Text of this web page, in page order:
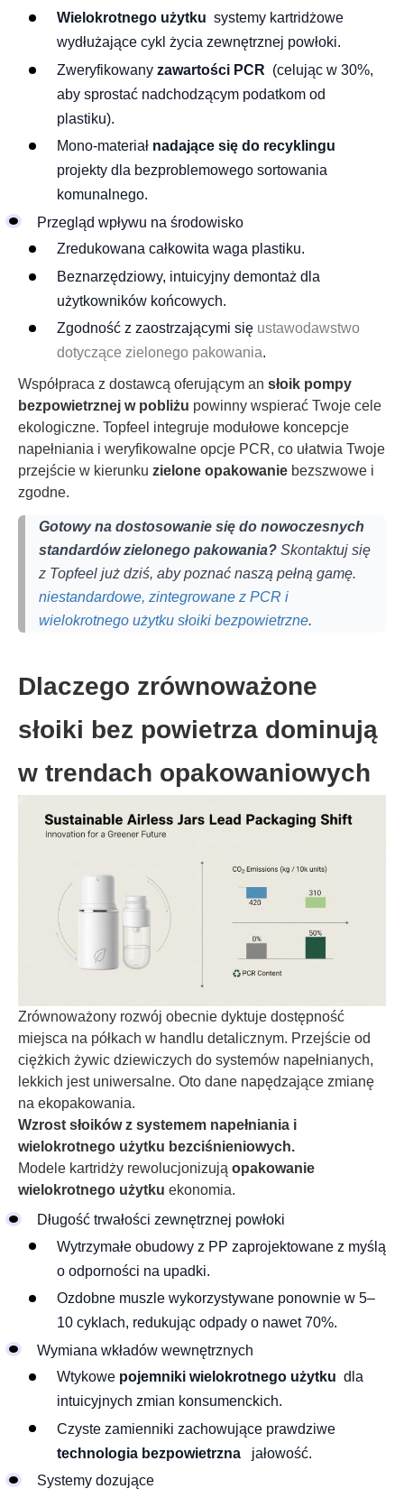
Wielokrotnego użytku systemy kartridżowe
wydłużające cykl życia zewnętrznej powłoki.
Zweryfikowany zawartości PCR (celując w 30%,
aby sprostać nadchodzącym podatkom od
plastiku).
Mono-materiał nadające się do recyklingu
projekty dla bezproblemowego sortowania
komunalnego.
Przegląd wpływu na środowisko
Zredukowana całkowita waga plastiku.
Beznarzędziowy, intuicyjny demontaż dla
użytkowników końcowych.
Zgodność z zaostrzającymi się ustawodawstwo
dotyczące zielonego pakowania.
Współpraca z dostawcą oferującym an słoik pompy
bezpowietrznej w pobliżu powinny wspierać Twoje cele
ekologiczne. Topfeel integruje modułowe koncepcje
napełniania i weryfikowalne opcje PCR, co ułatwia Twoje
przejście w kierunku zielone opakowanie bezszwowe i
zgodne.
Gotowy na dostosowanie się do nowoczesnych
standardów zielonego pakowania? Skontaktuj się
z Topfeel już dziś, aby poznać naszą pełną gamę.
niestandardowe, zintegrowane z PCR i
wielokrotnego użytku słoiki bezpowietrzne.
Dlaczego zrównoważone
słoiki bez powietrza dominują
w trendach opakowaniowych
Zrównoważony rozwój obecnie dyktuje dostępność
miejsca na półkach w handlu detalicznym. Przejście od
ciężkich żywic dziewiczych do systemów napełnianych,
lekkich jest uniwersalne. Oto dane napędzające zmianę
na ekopakowania.
Wzrost słoików z systemem napełniania i
wielokrotnego użytku bezciśnieniowych.
Modele kartridży rewolucjonizują opakowanie
wielokrotnego użytku ekonomia.
Długość trwałości zewnętrznej powłoki
Wytrzymałe obudowy z PP zaprojektowane z myślą
o odporności na upadki.
Ozdobne muszle wykorzystywane ponownie w 5–
10 cyklach, redukując odpady o nawet 70%.
Wymiana wkładów wewnętrznych
Wtykowe pojemniki wielokrotnego użytku dla
intuicyjnych zmian konsumenckich.
Czyste zamienniki zachowujące prawdziwe
technologia bezpowietrzna
jałowość.
Systemy dozujące